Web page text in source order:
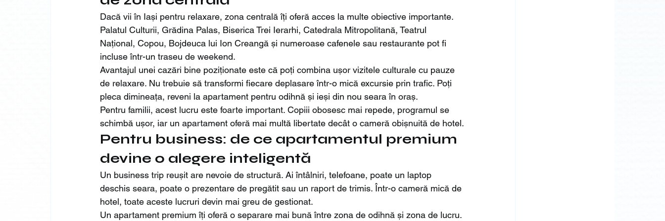
Dacă vii în Iași pentru relaxare, zona centrală îți oferă acces la multe obiective importante.
Palatul Culturii, Grădina Palas, Biserica Trei Ierarhi, Catedrala Mitropolitană, Teatrul
Național, Copou, Bojdeuca lui Ion Creangă și numeroase cafenele sau restaurante pot fi
incluse într-un traseu de weekend.
Avantajul unei cazări bine poziționate este că poți combina ușor vizitele culturale cu pauze
de relaxare. Nu trebuie să transformi fiecare deplasare într-o mică excursie prin trafic. Poți
pleca dimineața, reveni la apartament pentru odihnă și ieși din nou seara în oraș.
Pentru familii, acest lucru este foarte important. Copiii obosesc mai repede, programul se
schimbă ușor, iar un apartament oferă mai multă libertate decât o cameră obișnuită de hotel.
Pentru business: de ce apartamentul premium
devine o alegere inteligentă
Un business trip reușit are nevoie de structură. Ai întâlniri, telefoane, poate un laptop
deschis seara, poate o prezentare de pregătit sau un raport de trimis. Într-o cameră mică de
hotel, toate aceste lucruri devin mai greu de gestionat.
Un apartament premium îți oferă o separare mai bună între zona de odihnă și zona de lucru.